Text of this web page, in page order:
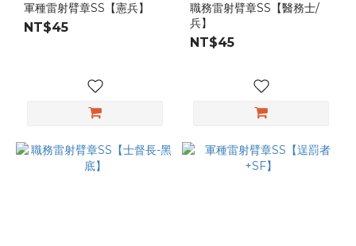
軍種雷射臂章SS【憲兵】
NT$45
職務雷射臂章SS【醫務士/
兵】
NT$45